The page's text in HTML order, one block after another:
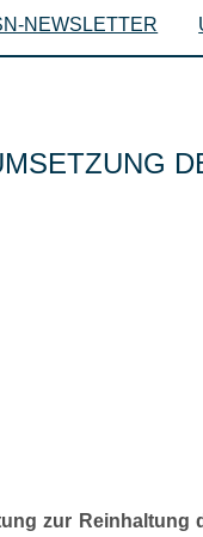
NEWSLETTER
zur